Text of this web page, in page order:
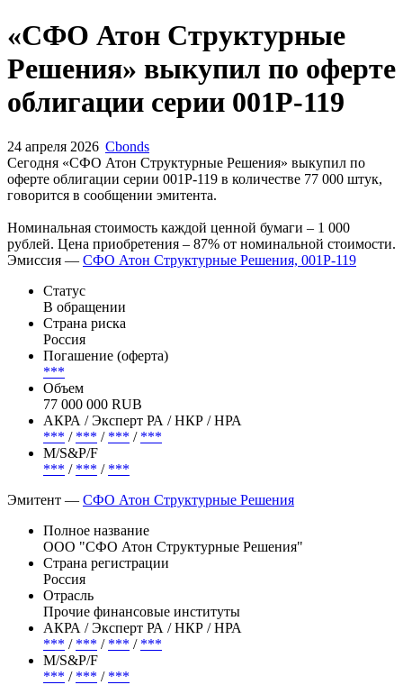
«СФО Атон Структурные
Решения» выкупил по оферте
облигации серии 001Р-119
24 апреля 2026 Cbonds
Сегодня «СФО Атон Структурные Решения» выкупил по
оферте облигации серии 001Р-119 в количестве 77 000 штук,
говорится в сообщении эмитента.
Номинальная стоимость каждой ценной бумаги – 1 000
рублей. Цена приобретения – 87% от номинальной стоимости.
Эмиссия — СФО Атон Структурные Решения, 001Р-119
Статус
В обращении
Страна риска
Россия
Погашение (оферта)
***
Объем
77 000 000 RUB
АКРА / Эксперт РА / НКР / НРА
*** / *** / *** / ***
М/S&P/F
*** / *** / ***
Эмитент — СФО Атон Структурные Решения
Полное название
ООО "СФО Атон Структурные Решения"
Страна регистрации
Россия
Отрасль
Прочие финансовые институты
АКРА / Эксперт РА / НКР / НРА
*** / *** / *** / ***
М/S&P/F
*** / *** / ***